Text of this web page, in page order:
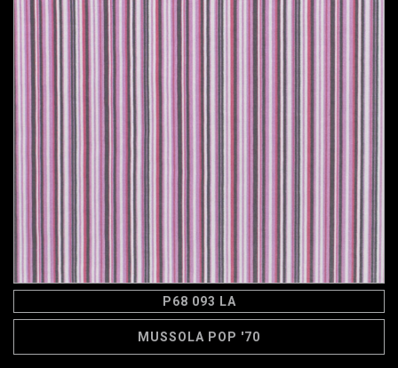
P68 093 LA
MUSSOLA POP '70